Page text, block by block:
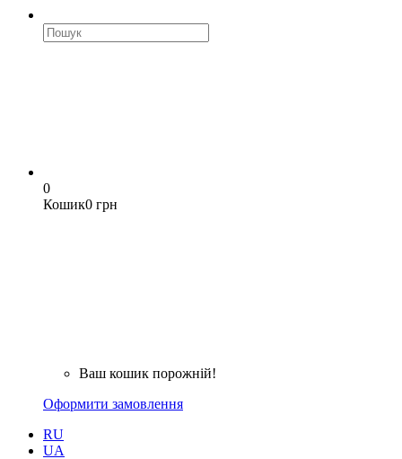
0
Кошик0 грн
Ваш кошик порожній!
Оформити замовлення
RU
UA